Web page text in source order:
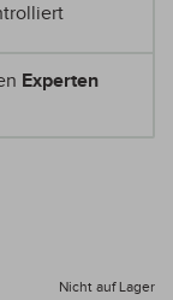
Experten
Nicht auf Lager